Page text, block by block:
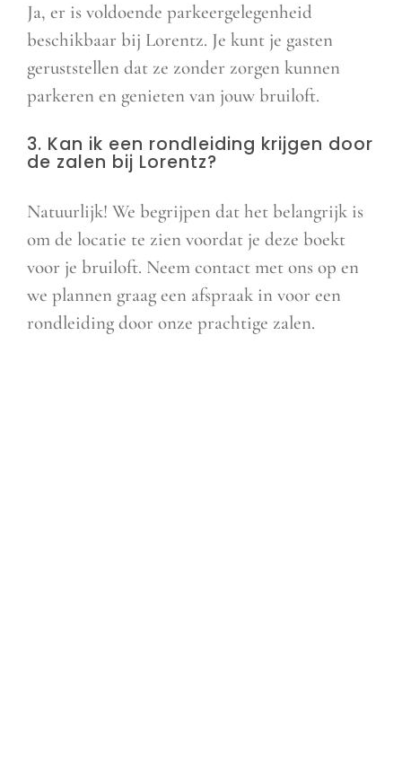
Ja, er is voldoende parkeergelegenheid
beschikbaar bij Lorentz. Je kunt je gasten
geruststellen dat ze zonder zorgen kunnen
parkeren en genieten van jouw bruiloft.
3. Kan ik een rondleiding krijgen door
de zalen bij Lorentz?
Natuurlijk! We begrijpen dat het belangrijk is
om de locatie te zien voordat je deze boekt
voor je bruiloft. Neem contact met ons op en
we plannen graag een afspraak in voor een
rondleiding door onze prachtige zalen.